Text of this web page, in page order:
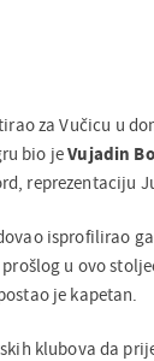
za Vučicu u
bio jeVujadin
reprezentaciju
isprofilirao
u ovo
je kapetan.
klubova da